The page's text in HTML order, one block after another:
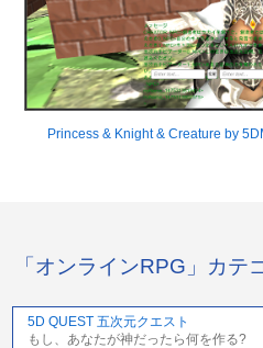
Princess & Knight & Creature by
「オンラインRPG」カ
5D QUEST 五次元クエスト
もし、あなたが神だったら何を作る?